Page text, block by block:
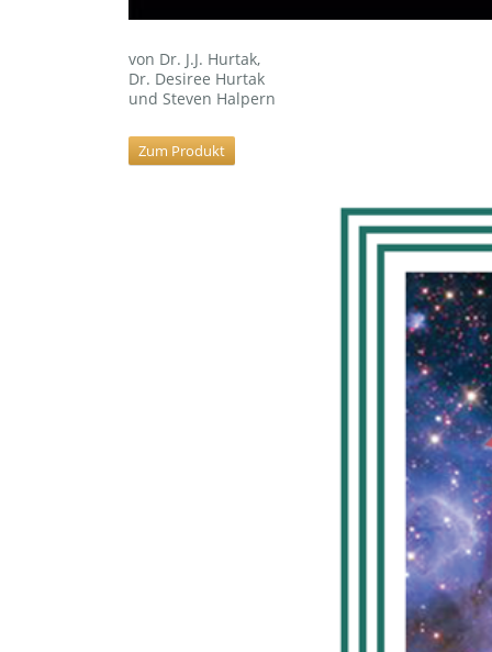
von Dr. J.J. Hurtak,
Dr. Desiree Hurtak
und Steven Halpern
Zum Produkt